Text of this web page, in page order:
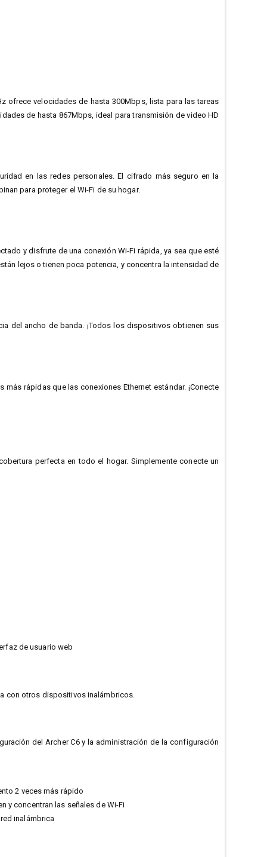
ofrece velocidades de hasta 300Mbps, lista para las tareas
de hasta 867Mbps, ideal para transmisión de video HD
en las redes personales. El cifrado más seguro en la
para proteger el Wi-Fi de su hogar.
y disfrute de una conexión Wi-Fi rápida, ya sea que esté
lejos o tienen poca potencia, y concentra la intensidad de
del ancho de banda. ¡Todos los dispositivos obtienen sus
rápidas que las conexiones Ethernet estándar. ¡Conecte
perfecta en todo el hogar. Simplemente conecte un
de usuario web
con otros dispositivos inalámbricos.
del Archer C6 y la administración de la configuración
2 veces más rápido
y concentran las señales de Wi-Fi
inalámbrica